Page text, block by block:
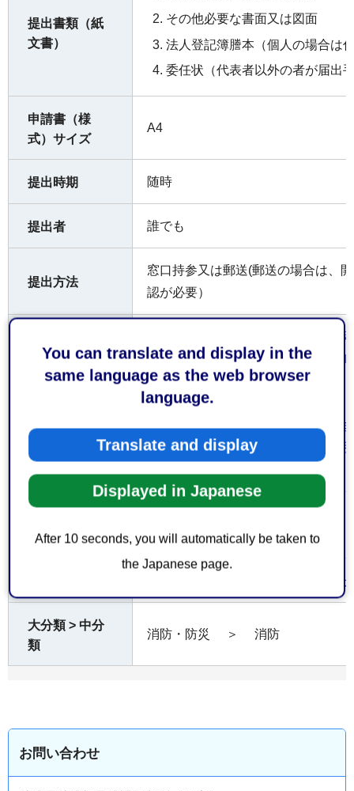
You can translate and display in the
same language as the web browser
language.
Translate and display
Displayed in Japanese
After 10 seconds, you will automatically be taken to
the Japanese page.
提出書類（紙
文書）
その他必要な書面又は図面
法人登記簿謄本（個人の場合は
委任状（代表者以外の者が届出
申請書（様
式）サイズ
A4
提出時期 随時
提出者 誰でも
提出方法
窓口持参又は郵送(郵送の場合は、
認が必要）
静岡市消防局 消防部 予防課 保
〒422-8074 静岡市駿河区南⼋幡
0194
（受付時間）
平日午前8時30分から午後5時15分
なお、土日祝日及び年末年始（12
ただくもの
正副2部
内容によって手数料が係る場合があ
大分類 > 中分
類
消防・防災 ＞ 消防
お問い合わせ